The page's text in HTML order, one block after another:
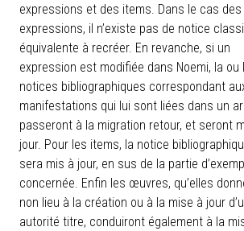
expressions et des items. Dans le cas des
expressions, il n’existe pas de notice
équivalente à recréer. En revanche, si un
expression est modifiée dans Noemi, la ou
notices bibliographiques correspondant
manifestations qui lui sont liées dans un
passeront à la migration retour, et seront
jour. Pour les items, la notice
sera mis à jour, en sus de la partie
concernée. Enfin les œuvres, qu’elles
non lieu à la création ou à la mise à jour
autorité titre, conduiront également à la